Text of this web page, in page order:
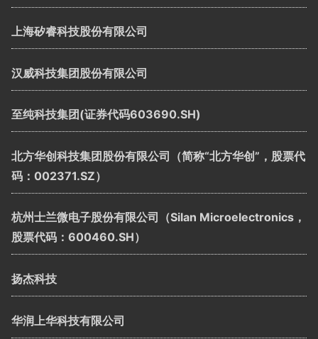
上海矽睿科技股份有限公司
汉威科技集团股份有限公司
至纯科技集团(证券代码603690.SH)
北方华创科技集团股份有限公司（简称“北方华创”，股票代
码：002371.SZ）
杭州士兰微电子股份有限公司（Silan Microelectronics，
股票代码：600460.SH）
扬杰科技
华润上华科技有限公司